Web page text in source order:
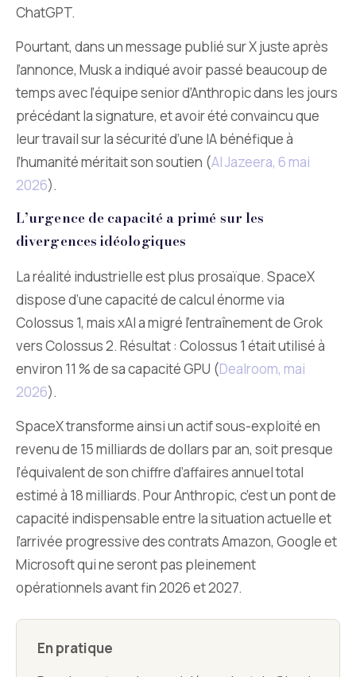
ChatGPT.
Pourtant, dans un message publié sur X juste après
l’annonce, Musk a indiqué avoir passé beaucoup de
temps avec l’équipe senior d’Anthropic dans les jours
précédant la signature, et avoir été convaincu que
leur travail sur la sécurité d’une IA bénéfique à
l’humanité méritait son soutien (Al Jazeera, 6 mai
2026).
L’urgence de capacité a primé sur les
divergences idéologiques
La réalité industrielle est plus prosaïque. SpaceX
dispose d’une capacité de calcul énorme via
Colossus 1, mais xAI a migré l’entraînement de Grok
vers Colossus 2. Résultat : Colossus 1 était utilisé à
environ 11 % de sa capacité GPU (Dealroom, mai
2026).
SpaceX transforme ainsi un actif sous-exploité en
revenu de 15 milliards de dollars par an, soit presque
l’équivalent de son chiffre d’affaires annuel total
estimé à 18 milliards. Pour Anthropic, c’est un pont de
capacité indispensable entre la situation actuelle et
l’arrivée progressive des contrats Amazon, Google et
Microsoft qui ne seront pas pleinement
opérationnels avant fin 2026 et 2027.
En pratique